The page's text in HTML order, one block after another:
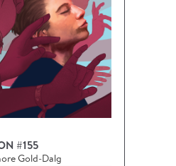
#155
Gold-Dalg